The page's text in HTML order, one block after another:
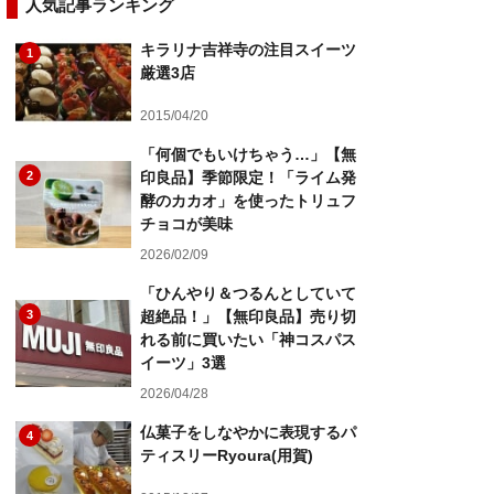
人気記事ランキング
1
キラリナ吉祥寺の注目スイーツ
厳選3店
2015/04/20
2
「何個でもいけちゃう…」【無
印良品】季節限定！「ライム発
酵のカカオ」を使ったトリュフ
チョコが美味
2026/02/09
3
「ひんやり＆つるんとしていて
超絶品！」【無印良品】売り切
れる前に買いたい「神コスパス
イーツ」3選
2026/04/28
4
仏菓子をしなやかに表現するパ
ティスリーRyoura(用賀)